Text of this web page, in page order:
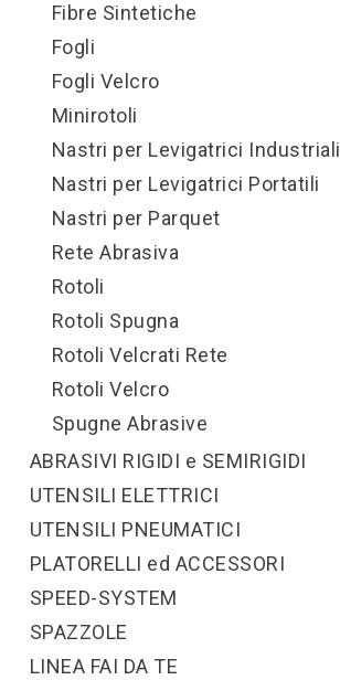
Fibre Sintetiche
Fogli
Fogli Velcro
Minirotoli
Nastri per Levigatrici Industriali
Nastri per Levigatrici Portatili
Nastri per Parquet
Rete Abrasiva
Rotoli
Rotoli Spugna
Rotoli Velcrati Rete
Rotoli Velcro
Spugne Abrasive
ABRASIVI RIGIDI e SEMIRIGIDI
LINEA FAI DA TE
PLATORELLI ed ACCESSORI
SPAZZOLE
SPEED-SYSTEM
UTENSILI ELETTRICI
UTENSILI PNEUMATICI